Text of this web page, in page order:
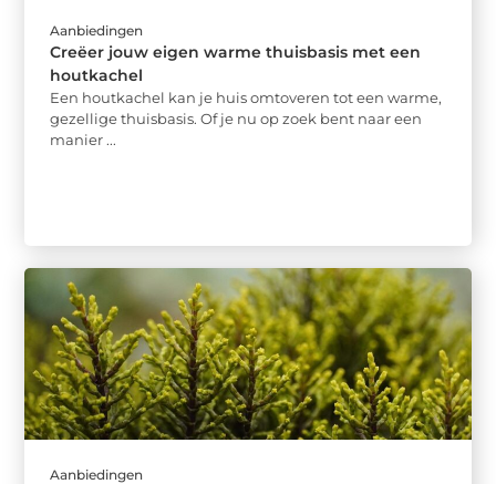
Aanbiedingen
Creëer jouw eigen warme thuisbasis met een
houtkachel
Een houtkachel kan je huis omtoveren tot een warme,
gezellige thuisbasis. Of je nu op zoek bent naar een
manier ...
Aanbiedingen